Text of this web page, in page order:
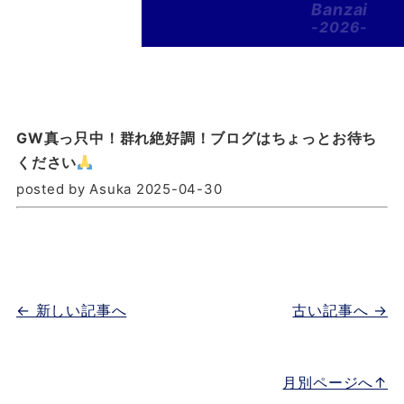
Banzai
-2026-
GW真っ只中！群れ絶好調！ブログはちょっとお待ち
ください
posted by Asuka 2025-04-30
古い記事へ →
← 新しい記事へ
月別ページへ↑